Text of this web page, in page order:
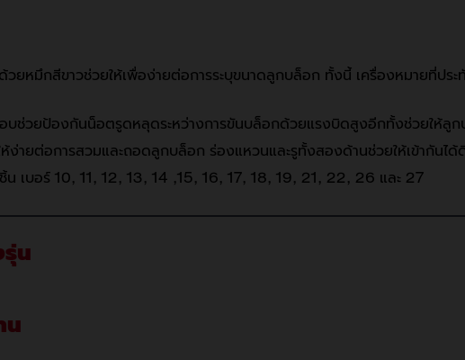
ยหมึกสีขาวช่วยให้เพื่อง่ายต่อการระบุขนาดลูกบล็อก ทั้งนี้ เครื่องหมายที่ปร
ช่วยป้องกันน็อตรูดหลุดระหว่างการขันบล็อกด้วยแรงบิดสูงอีกทั้งช่วยให้ลูก
ง่ายต่อการสวมและถอดลูกบล็อก ร่องแหวนและรูทั้งสองด้านช่วยให้เข้ากันไ
น เบอร์ 10, 11, 12, 13, 14 ,15, 16, 17, 18, 19, 21, 22, 26 และ 27
รุ่น
น